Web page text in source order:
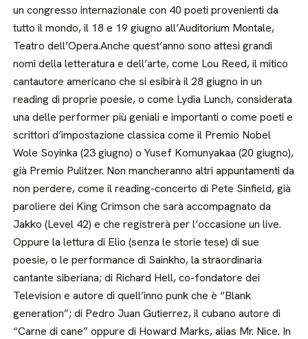
un congresso internazionale con 40 poeti provenienti da
tutto il mondo, il 18 e 19 giugno all’Auditorium Montale,
Teatro dell’Opera.Anche quest’anno sono attesi grandi
nomi della letteratura e dell’arte, come Lou Reed, il mitico
cantautore americano che si esibirà il 28 giugno in un
reading di proprie poesie, o come Lydia Lunch, considerata
una delle performer più geniali e importanti o come poeti e
scrittori d’impostazione classica come il Premio Nobel
Wole Soyinka (23 giugno) o Yusef Komunyakaa (20 giugno),
già Premio Pulitzer. Non mancheranno altri appuntamenti da
non perdere, come il reading-concerto di Pete Sinfield, già
paroliere dei King Crimson che sarà accompagnato da
Jakko (Level 42) e che registrerà per l’occasione un live.
Oppure la lettura di Elio (senza le storie tese) di sue
poesie, o le performance di Sainkho, la straordinaria
cantante siberiana; di Richard Hell, co-fondatore dei
Television e autore di quell’inno punk che è “Blank
generation”; di Pedro Juan Gutierrez, il cubano autore di
“Carne di cane” oppure di Howard Marks, alias Mr. Nice. In